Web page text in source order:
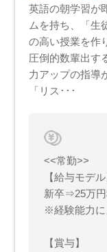
英語の朝学習が
ムを持ち、「生
の高い授業を作
圧倒的数輩出す
力アップの指導
「リス･･･
<<常勤>>
【給与モデル
新卒⇒25万
※経験能力に
【賞与】